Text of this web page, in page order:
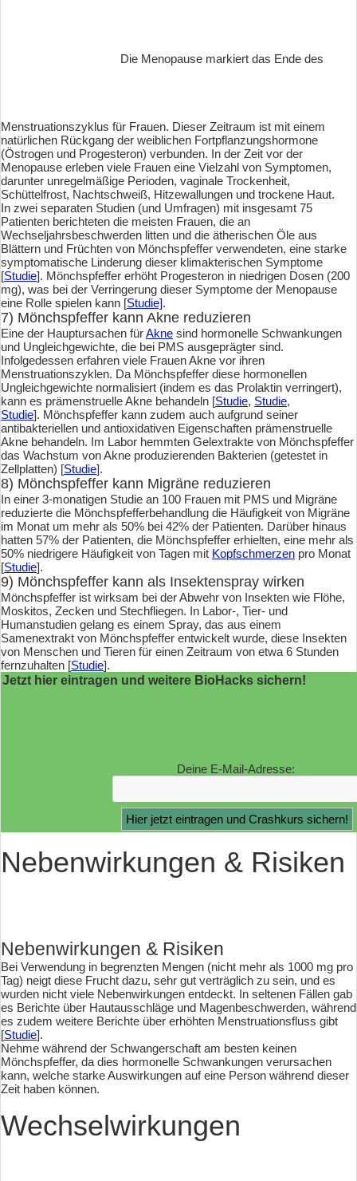
Die Menopause markiert das Ende des
Menstruationszyklus für Frauen. Dieser Zeitraum ist mit einem
natürlichen Rückgang der weiblichen Fortpflanzungshormone
(Östrogen und Progesteron) verbunden. In der Zeit vor der
Menopause erleben viele Frauen eine Vielzahl von Symptomen,
darunter unregelmäßige Perioden, vaginale Trockenheit,
Schüttelfrost, Nachtschweiß, Hitzewallungen und trockene Haut.
In zwei separaten Studien (und Umfragen) mit insgesamt 75
Patienten berichteten die meisten Frauen, die an
Wechseljahrsbeschwerden litten und die ätherischen Öle aus
Blättern und Früchten von Mönchspfeffer verwendeten, eine starke
symptomatische Linderung dieser klimakterischen Symptome
[Studie]. Mönchspfeffer erhöht Progesteron in niedrigen Dosen (200
mg), was bei der Verringerung dieser Symptome der Menopause
eine Rolle spielen kann [Studie].
7) Mönchspfeffer kann Akne reduzieren
Eine der Hauptursachen fürAkne sind hormonelle Schwankungen
und Ungleichgewichte, die bei PMS ausgeprägter sind.
Infolgedessen erfahren viele Frauen Akne vor ihren
Menstruationszyklen. Da Mönchspfeffer diese hormonellen
Ungleichgewichte normalisiert (indem es das Prolaktin verringert),
kann es prämenstruelle Akne behandeln [Studie, Studie,
Studie]. Mönchspfeffer kann zudem auch aufgrund seiner
antibakteriellen und antioxidativen Eigenschaften prämenstruelle
Akne behandeln. Im Labor hemmten Gelextrakte von Mönchspfeffer
das Wachstum von Akne produzierenden Bakterien (getestet in
Zellplatten) [Studie].
8) Mönchspfeffer kann Migräne reduzieren
In einer 3-monatigen Studie an 100 Frauen mit PMS und Migräne
reduzierte die Mönchspfefferbehandlung die Häufigkeit von Migräne
im Monat um mehr als 50% bei 42% der Patienten. Darüber hinaus
hatten 57% der Patienten, die Mönchspfeffer erhielten, eine mehr als
50% niedrigere Häufigkeit von Tagen mit Kopfschmerzen pro Monat
[Studie].
9) Mönchspfeffer kann als Insektenspray wirken
Mönchspfeffer ist wirksam bei der Abwehr von Insekten wie Flöhe,
Moskitos, Zecken und Stechfliegen. In Labor-, Tier- und
Humanstudien gelang es einem Spray, das aus einem
Samenextrakt von Mönchspfeffer entwickelt wurde, diese Insekten
von Menschen und Tieren für einen Zeitraum von etwa 6 Stunden
fernzuhalten [Studie].
Jetzt hier eintragen und weitere BioHacks sichern!
Deine E-Mail-Adresse:
Nebenwirkungen & Risiken
Nebenwirkungen & Risiken
Bei Verwendung in begrenzten Mengen (nicht mehr als 1000 mg pro
Tag) neigt diese Frucht dazu, sehr gut verträglich zu sein, und es
wurden nicht viele Nebenwirkungen entdeckt. In seltenen Fällen gab
es Berichte über Hautausschläge und Magenbeschwerden, während
es zudem weitere Berichte über erhöhten Menstruationsfluss gibt
[Studie].
Nehme während der Schwangerschaft am besten keinen
Mönchspfeffer, da dies hormonelle Schwankungen verursachen
kann, welche starke Auswirkungen auf eine Person während dieser
Zeit haben können.
Wechselwirkungen